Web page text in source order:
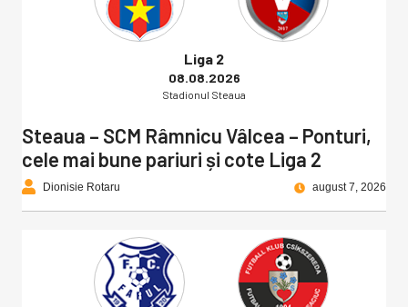
Liga 2
08.08.2026
Stadionul Steaua
Steaua – SCM Râmnicu Vâlcea – Ponturi,
cele mai bune pariuri și cote Liga 2
Dionisie Rotaru august 7, 2026